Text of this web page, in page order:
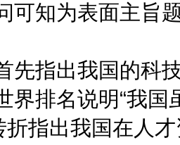
知为表面主旨
指出我国的科技
界排名说明“我国
折指出我国在人